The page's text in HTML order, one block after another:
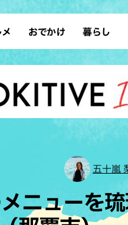
ン 沖縄そば
ウト カフェ
和食・日本料
イタリアン
フレンチ
・焼肉 焼鳥・串料理
おでかけ
デート
散歩
ショッピング
サウナ
暮らし
レシピ
ファッション
沖縄移住
タ
五十嵐
ニューを